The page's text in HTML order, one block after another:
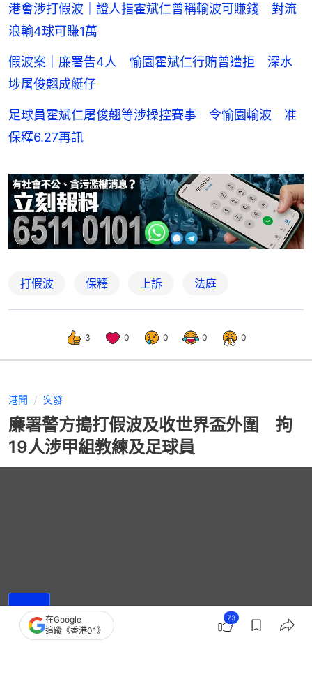
港會涉打假波｜證人指霍斌仁曾稱輸波可賺錢 對流
浪輸4球可賺1萬
假波案｜廉署告4人 愉園霍斌仁行賄曾遭拒 深水
埗屠俊翹成艇仔
足球員霍斌仁屠俊翹等涉操控賽事 令愉園輸波 准
保釋6.27再訊
打假波 保釋 上訴 法庭
3 0 0 0 0
港聞 突發
廉署警方搗打假波及收世界盃外圍 拘
19人涉甲組教練及足球員
播
放
影
在Google
追蹤《香港01》
73